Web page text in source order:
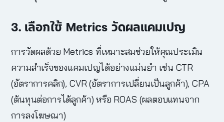
3. เลือกใช้ Metrics วัดผลแคมเปญ
การวัดผลด้วย Metrics ที่เหมาะสมช่วยให้คุณประเมิน
ความสำเร็จของแคมเปญได้อย่างแม่นยำ เช่น CTR
(อัตราการคลิก), CVR (อัตราการเปลี่ยนเป็นลูกค้า), CPA
(ต้นทุนต่อการได้ลูกค้า) หรือ ROAS (ผลตอบแทนจาก
การลงโฆษณา)